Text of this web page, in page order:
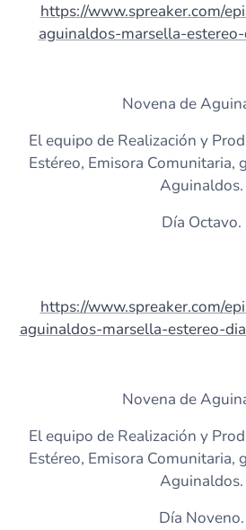
https://www.spreaker.com/
aguinaldos-marsella-
Novena de
El equipo de Realización y
Estéreo, Emisora Comunitaria,
Aguinaldos.
Día Octavo.
https://www.spreaker.com/
aguinaldos-marsella-estereo-
Novena de
El equipo de Realización y
Estéreo, Emisora Comunitaria,
Aguinaldos.
Día Noveno.